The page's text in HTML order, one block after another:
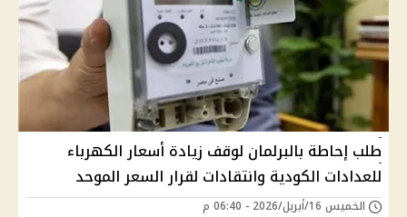
طلب إحاطة بالبرلمان لوقف زيادة أسعار الكهرباء
للعدادات الكودية وانتقادات لقرار السعر الموحد
الخميس 16/أبريل/2026 - 06:40 م